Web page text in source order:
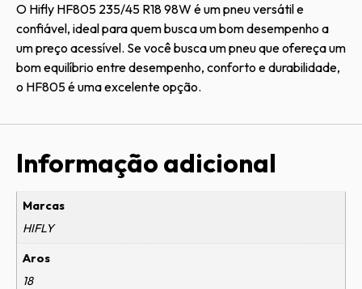
O Hifly HF805 235/45 R18 98W é um pneu versátil e
confiável, ideal para quem busca um bom desempenho a
um preço acessível. Se você busca um pneu que ofereça um
bom equilíbrio entre desempenho, conforto e durabilidade,
o HF805 é uma excelente opção.
Informação adicional
Marcas
HIFLY
Aros
18